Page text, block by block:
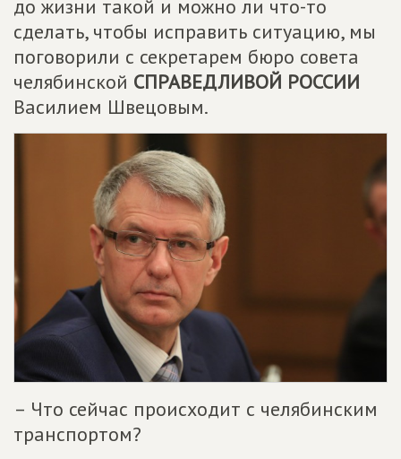
до жизни такой и можно ли что-то
сделать, чтобы исправить ситуацию, мы
поговорили с секретарем бюро совета
челябинской СПРАВЕДЛИВОЙ РОССИИ
Василием Швецовым.
– Что сейчас происходит с челябинским
транспортом?